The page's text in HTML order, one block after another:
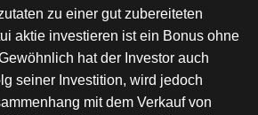
zu einer gut zubereiteten
aktie investieren ist ein Bonus ohne
hat der Investor auch
seiner Investition, wird jedoch
mit dem Verkauf von